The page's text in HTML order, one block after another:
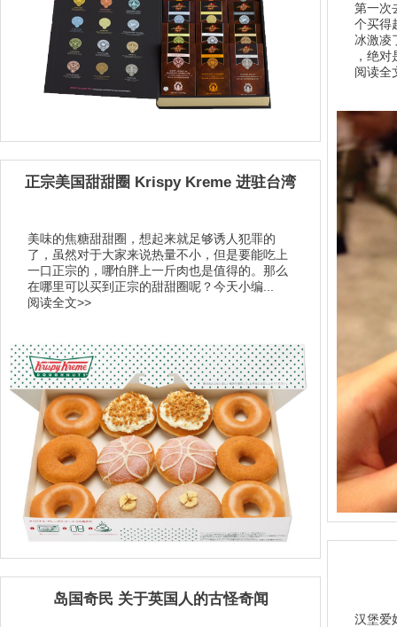
第一次
个买得
冰激凌
，绝
阅读全
正宗美国甜甜圈 Krispy Kreme 进驻台湾
美味的焦糖甜甜圈，想起来就足够诱人犯罪的
了，虽然对于大家来说热量不小，但是要能吃上
一口正宗的，哪怕胖上一斤肉也是值得的。那么
在哪里可以买到正宗的甜甜圈呢？今天小编...
阅读全文>>
汉堡爱
岛国奇民 关于英国人的古怪奇闻